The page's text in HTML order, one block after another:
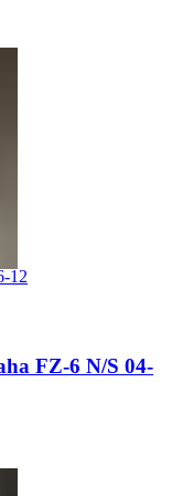
12
FZ-6 N/S 04-